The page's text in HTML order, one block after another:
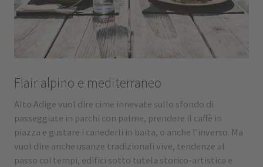
Flair alpino e mediterraneo
Alto Adige vuol dire cime innevate sullo sfondo di
passeggiate in parchi con palme, prendere il caffè in
piazza e gustare i canederli in baita, o anche l’inverso. Ma
vuol dire anche usanze tradizionali vive, tendenze al
passo coi tempi, edifici sotto tutela storico-artistica e